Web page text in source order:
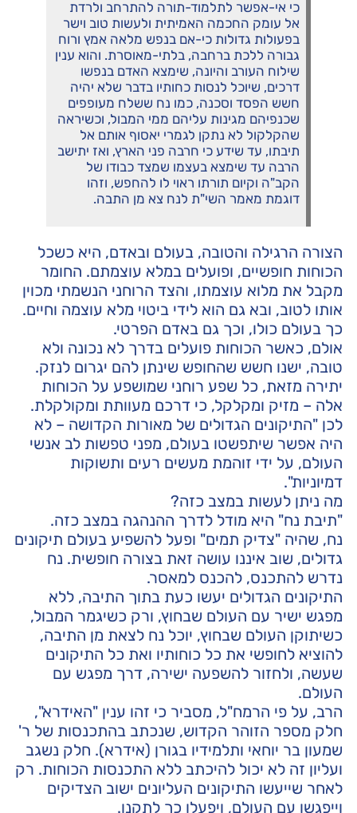
כי אי-אפשר לתלמוד-תורה להתרחב ולרדת
אל עומק החכמה האמיתית ולעשות טוב וישר
בפעולות גדולות כי-אם בנפש מלאה אמץ ורוח
גבורה ללכת ברחבה, בלתי-מאוסרת. והוא ענין
שילוח העורב והיונה, שימצא האדם בנפשו
דרכים, שיוכל לנסות כחותיו בדבר שלא יהיה
חשש הפסד וסכנה, כמו נח ששלח מעופפים
שכנפיהם מגינות עליהם ממי המבול, וכשיראה
שהקלקול לא נתקן לגמרי יאסוף אותם אל
תיבתו, עד שידע כי חרבה פני הארץ, ואז יתישב
הרבה עד שימצא בעצמו שמצד כבודו של
הקב"ה וקיום תורתו ראוי לו להחפש, וזהו
דוגמת מאמר השי"ת לנח צא מן התבה.
הצורה הרגילה והטובה, בעולם ובאדם, היא כשכל
הכוחות חופשיים, ופועלים במלא עוצמתם. החומר
מקבל את מלוא עוצמתו, והצד הרוחני הנשמתי מכוין
אותו לטוב, ובא גם הוא לידי ביטוי מלא עוצמה וחיים.
כך בעולם כולו, וכך גם באדם הפרטי.
אולם, כאשר הכוחות פועלים בדרך לא נכונה ולא
טובה, ישנו חשש שהחופש שינתן להם יגרום לנזק.
יתירה מזאת, כל שפע רוחני שמושפע על הכוחות
אלה – מזיק ומקלקל, כי דרכם מעוותת ומקולקלת.
לכן "התיקונים הגדולים של מאורות הקדושה – לא
היה אפשר שיתפשטו בעולם, מפני טפשות לב אנשי
העולם, על ידי זוהמת מעשים רעים ותשוקות
דמיוניות".
מה ניתן לעשות במצב כזה?
"תיבת נח" היא מודל לדרך ההנהגה במצב כזה.
נח, שהיה "צדיק תמים" ופעל להשפיע בעולם תיקונים
גדולים, שוב איננו עושה זאת בצורה חופשית. נח
נדרש להתכנס, להכנס למאסר.
התיקונים הגדולים יעשו כעת בתוך התיבה, ללא
מפגש ישיר עם העולם שבחוץ, ורק כשיגמר המבול,
כשיתוקן העולם שבחוץ, יוכל נח לצאת מן התיבה,
להוציא לחופשי את כל כוחותיו ואת כל התיקונים
שעשה, ולחזור להשפעה ישירה, דרך מפגש עם
העולם.
הרב, על פי הרמח"ל, מסביר כי זהו ענין "האידרא",
חלק מספר הזוהר הקדוש, שנכתב בהתכנסות של ר'
שמעון בר יוחאי ותלמידיו בגורן (אידרא). חלק נשגב
ועליון זה לא יכול להיכתב ללא התכנסות הכוחות. רק
לאחר שייעשו התיקונים העליונים ישוב הצדיקים
וייפגשו עם העולם, ויפעלו כך לתקנו.